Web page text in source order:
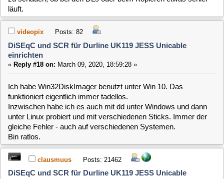
Inzwischen habe ich es auch mit dd unter Windows und dann
unter Linux probiert und mit verschiedenen Sticks. Immer der
gleiche Fehler - auch auf verschiedenen Systemen.
Bin ratlos.
clausmuus Posts: 21462
DiSEqC und SCR für Durline UK119 JESS Unicable
einrichten
«Reply #19 on:March 09, 2020, 20:22:47 »
Nimm mal das ISO Image von der Download Seite, anstelle
des img Images. Das bekommst Du wenn Du auf der
Download Seite auf das CD Icon clickst. Das lässt sich dann
aber nicht im UEFI Modus booten.
videopix
DiSEqC und SCR für Durline UK119 JESS Unicable
einrichten